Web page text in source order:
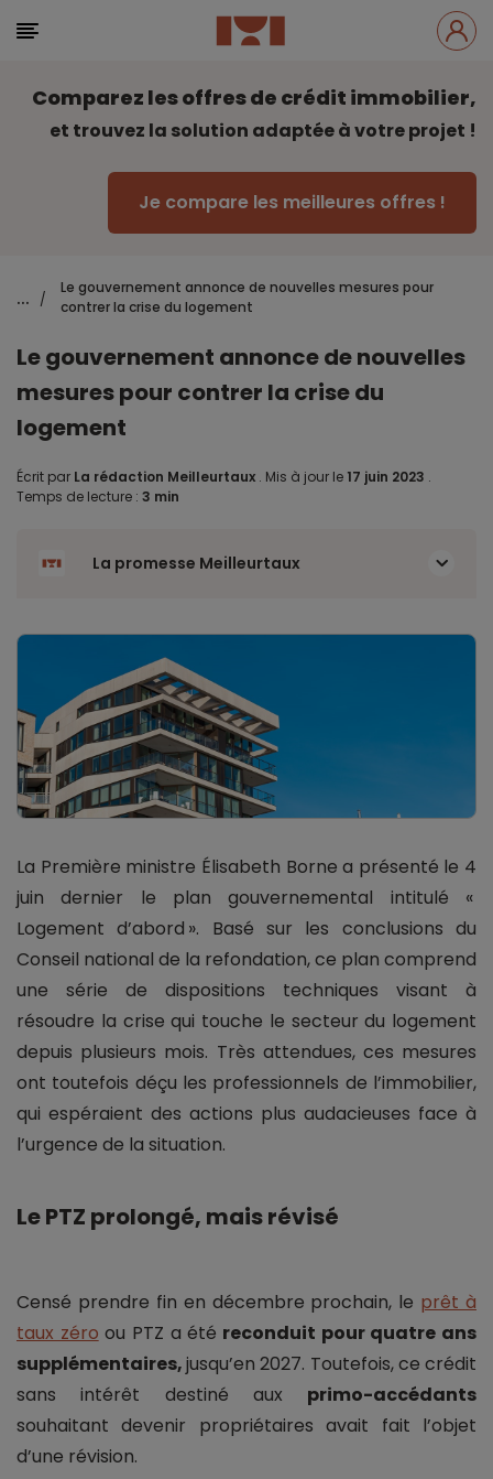
Comparez les offres de crédit immobilier,
et trouvez la solution adaptée à votre projet !
Je compare les meilleures offres !
... /
Le gouvernement annonce de nouvelles mesures pour
contrer la crise du logement
Le gouvernement annonce de nouvelles
mesures pour contrer la crise du
logement
Écrit par La rédaction Meilleurtaux . Mis à jour le 17 juin 2023 .
Temps de lecture : 3 min
La promesse Meilleurtaux
La Première ministre Élisabeth Borne a présenté le 4
juin dernier le plan gouvernemental intitulé «
Logement d’abord ». Basé sur les conclusions du
Conseil national de la refondation, ce plan comprend
une série de dispositions techniques visant à
résoudre la crise qui touche le secteur du logement
depuis plusieurs mois. Très attendues, ces mesures
ont toutefois déçu les professionnels de l’immobilier,
qui espéraient des actions plus audacieuses face à
l’urgence de la situation.
Le PTZ prolongé, mais révisé
Censé prendre fin en décembre prochain, le prêt à
taux zéro ou PTZ a été reconduit pour quatre ans
supplémentaires,jusqu’en 2027. Toutefois, ce crédit
sans intérêt destiné aux primo-accédants
souhaitant devenir propriétaires avait fait l’objet
d’une révision.